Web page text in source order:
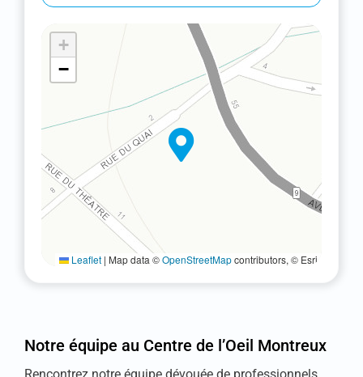
+
−
Leaflet | Map data ©OpenStreetMapcontributors, © Esri
Notre équipe au Centre de l’Oeil Montreux